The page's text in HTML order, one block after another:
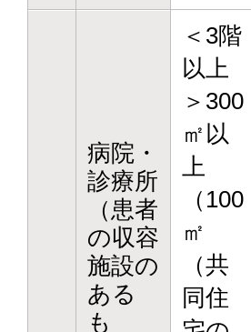
病院・
診療所
（患者
の収容
施設の
ある
も
＜3階
以上
＞300
㎡以
上
（100
㎡
（共
同住